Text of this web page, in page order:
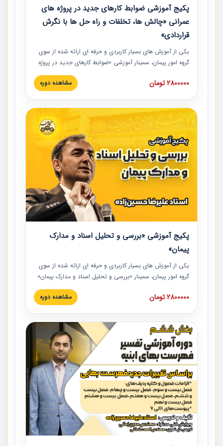
پکیج آموزشی ضوابط کارهای جدید در پروژه های
عمرانی «چالش ها، تخلفات و راه حل ها با نگرش
قراردادی»
یکی از آموزش‏‏‏‏‏‏ های بسیار کاربردی و حرفه‏ ای ارائه شده از سوی
گروه امور پیمان، سمینار آموزشی «ضوابط کارهای جدید در پروژه
های عمرانی» چالش ها، تخلفات و راه حل ها با نگرش قراردادی
است که در محل سندیکای شرکت های ساختمانی کشور ارائه شد.
مدارک پیمان به همراه تجربیات عملی ارائه شده است.
2800000 تومان مشاهده دوره
پکیج آموزشی «بررسی و تحلیل اسناد و مدارک
پیمان»
یکی از آموزش‏‏‏‏‏‏ های بسیار کاربردی و حرفه‏ ای ارائه شده از سوی
گروه امور پیمان، سمینار «بررسی و تحلیل اسناد و مدارک پیمان»
است که در دانشگاه صنعتی شریف ارائه شد. در این آموزش
نکات کلیدی مربوط به اسناد و مدارک پیمان، اولویت بندی اسناد
پیمان به همراه تجربیات عملی در این خصوص ارائه شده است.
2800000 تومان مشاهده دوره